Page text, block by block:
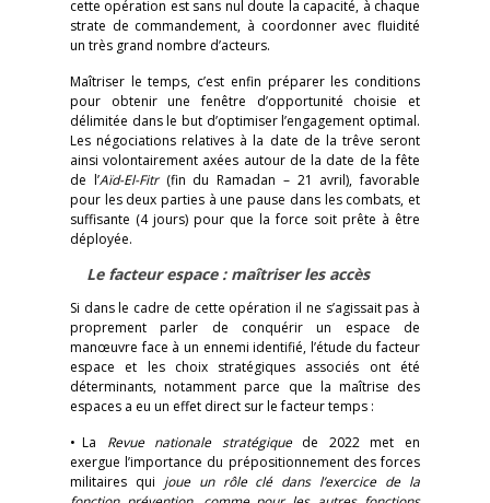
cette opération est sans nul doute la capacité, à chaque
strate de commandement, à coordonner avec fluidité
un très grand nombre d’acteurs.
Maîtriser le temps, c’est enfin préparer les conditions
pour obtenir une fenêtre d’opportunité choisie et
délimitée dans le but d’optimiser l’engagement optimal.
Les négociations relatives à la date de la trêve seront
ainsi volontairement axées autour de la date de la fête
de l’Aïd-El-Fitr (fin du Ramadan – 21 avril), favorable
pour les deux parties à une pause dans les combats, et
suffisante (4 jours) pour que la force soit prête à être
déployée.
Le facteur espace : maîtriser les accès
Si dans le cadre de cette opération il ne s’agissait pas à
proprement parler de conquérir un espace de
manœuvre face à un ennemi identifié, l’étude du facteur
espace et les choix stratégiques associés ont été
déterminants, notamment parce que la maîtrise des
espaces a eu un effet direct sur le facteur temps :
• La Revue nationale stratégiquede 2022 met en
exergue l’importance du prépositionnement des forces
militaires qui joue un rôle clé dans l’exercice de la